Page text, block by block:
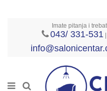
Imate pitanja i
043/ 331-531 |